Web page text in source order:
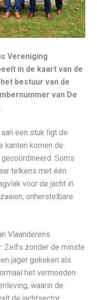
Vereniging
in de kaart van de
bestuur van de
van De
een stuk ligt de
kanten komen de
Soms
telkens met één
voor de jacht in
onherstelbare
Vlaanderens
Zelfs zonder de minste
jager gekeken als
het vermoeden
waarin de
de jachtsector